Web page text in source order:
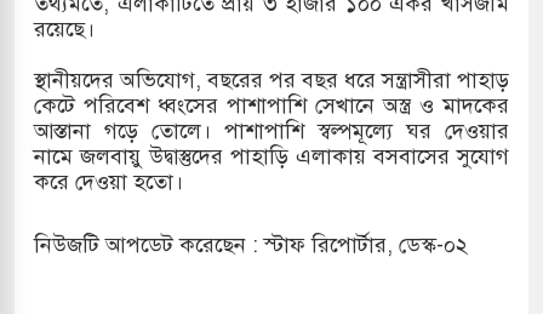
রয়েছে।
স্থানীয়দের অভিযোগ, বছরের পর বছর ধরে সন্ত্রাসীরা পাহাড়
কেটে পরিবেশ ধ্বংসের পাশাপাশি সেখানে অস্ত্র ও মাদকের
আস্তানা গড়ে তোলে। পাশাপাশি স্বল্পমূল্যে ঘর দেওয়ার
নামে জলবায়ু উদ্বাস্তুদের পাহাড়ি এলাকায় বসবাসের সুযোগ
করে দেওয়া হতো।
নিউজটি আপডেট করেছেন : স্টাফ রিপোর্টার, ডেস্ক-০২